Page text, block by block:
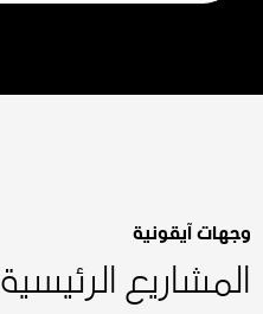
وجهات آيقونية
المشاريع الرئيسية